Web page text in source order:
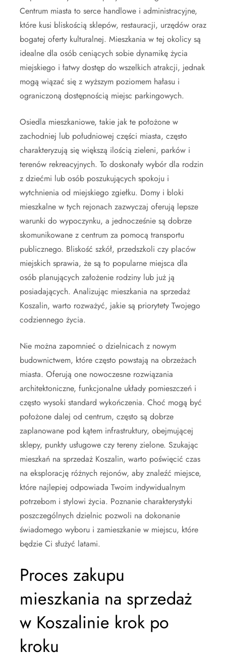
Centrum miasta to serce handlowe i administracyjne,
które kusi bliskością sklepów, restauracji, urzędów oraz
bogatej oferty kulturalnej. Mieszkania w tej okolicy są
idealne dla osób ceniących sobie dynamikę życia
miejskiego i łatwy dostęp do wszelkich atrakcji, jednak
mogą wiązać się z wyższym poziomem hałasu i
ograniczoną dostępnością miejsc parkingowych.
Osiedla mieszkaniowe, takie jak te położone w
zachodniej lub południowej części miasta, często
charakteryzują się większą ilością zieleni, parków i
terenów rekreacyjnych. To doskonały wybór dla rodzin
z dziećmi lub osób poszukujących spokoju i
wytchnienia od miejskiego zgiełku. Domy i bloki
mieszkalne w tych rejonach zazwyczaj oferują lepsze
warunki do wypoczynku, a jednocześnie są dobrze
skomunikowane z centrum za pomocą transportu
publicznego. Bliskość szkół, przedszkoli czy placów
miejskich sprawia, że są to popularne miejsca dla
osób planujących założenie rodziny lub już ją
posiadających. Analizując mieszkania na sprzedaż
Koszalin, warto rozważyć, jakie są priorytety Twojego
codziennego życia.
Nie można zapomnieć o dzielnicach z nowym
budownictwem, które często powstają na obrzeżach
miasta. Oferują one nowoczesne rozwiązania
architektoniczne, funkcjonalne układy pomieszczeń i
często wysoki standard wykończenia. Choć mogą być
położone dalej od centrum, często są dobrze
zaplanowane pod kątem infrastruktury, obejmującej
sklepy, punkty usługowe czy tereny zielone. Szukając
mieszkań na sprzedaż Koszalin, warto poświęcić czas
na eksplorację różnych rejonów, aby znaleźć miejsce,
które najlepiej odpowiada Twoim indywidualnym
potrzebom i stylowi życia. Poznanie charakterystyki
poszczególnych dzielnic pozwoli na dokonanie
świadomego wyboru i zamieszkanie w miejscu, które
będzie Ci służyć latami.
Proces zakupu
mieszkania na sprzedaż
w Koszalinie krok po
kroku